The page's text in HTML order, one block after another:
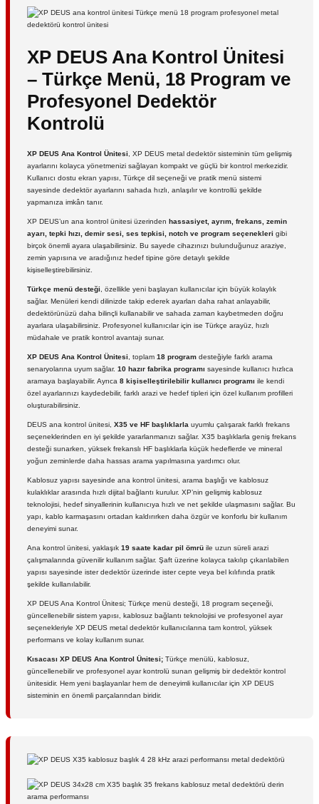
XP DEUS Ana Kontrol Ünitesi
– Türkçe Menü, 18 Program ve
Profesyonel Dedektör
Kontrolü
XP DEUS Ana Kontrol Ünitesi, XP DEUS metal dedektör sisteminin tüm gelişmiş
ayarlarını kolayca yönetmenizi sağlayan kompakt ve güçlü bir kontrol merkezidir.
Kullanıcı dostu ekran yapısı, Türkçe dil seçeneği ve pratik menü sistemi
sayesinde dedektör ayarlarını sahada hızlı, anlaşılır ve kontrollü şekilde
yapmanıza imkân tanır.
XP DEUS’un ana kontrol ünitesi üzerinden hassasiyet, ayrım, frekans, zemin
ayarı, tepki hızı, demir sesi, ses tepkisi, notch ve program seçenekleri gibi
birçok önemli ayara ulaşabilirsiniz. Bu sayede cihazınızı bulunduğunuz araziye,
zemin yapısına ve aradığınız hedef tipine göre detaylı şekilde
kişiselleştirebilirsiniz.
Türkçe menü desteği, özellikle yeni başlayan kullanıcılar için büyük kolaylık
sağlar. Menüleri kendi dilinizde takip ederek ayarları daha rahat anlayabilir,
dedektörünüzü daha bilinçli kullanabilir ve sahada zaman kaybetmeden doğru
ayarlara ulaşabilirsiniz. Profesyonel kullanıcılar için ise Türkçe arayüz, hızlı
müdahale ve pratik kontrol avantajı sunar.
XP DEUS Ana Kontrol Ünitesi, toplam 18 program desteğiyle farklı arama
senaryolarına uyum sağlar. 10 hazır fabrika programı sayesinde kullanıcı hızlıca
aramaya başlayabilir. Ayrıca 8 kişiselleştirilebilir kullanıcı programı ile kendi
özel ayarlarınızı kaydedebilir, farklı arazi ve hedef tipleri için özel kullanım profilleri
oluşturabilirsiniz.
DEUS ana kontrol ünitesi, X35 ve HF başlıklarla uyumlu çalışarak farklı frekans
seçeneklerinden en iyi şekilde yararlanmanızı sağlar. X35 başlıklarla geniş frekans
desteği sunarken, yüksek frekanslı HF başlıklarla küçük hedeflerde ve mineral
yoğun zeminlerde daha hassas arama yapılmasına yardımcı olur.
Kablosuz yapısı sayesinde ana kontrol ünitesi, arama başlığı ve kablosuz
kulaklıklar arasında hızlı dijital bağlantı kurulur. XP’nin gelişmiş kablosuz
teknolojisi, hedef sinyallerinin kullanıcıya hızlı ve net şekilde ulaşmasını sağlar. Bu
yapı, kablo karmaşasını ortadan kaldırırken daha özgür ve konforlu bir kullanım
deneyimi sunar.
Ana kontrol ünitesi, yaklaşık 19 saate kadar pil ömrü ile uzun süreli arazi
çalışmalarında güvenilir kullanım sağlar. Şaft üzerine kolayca takılıp çıkarılabilen
yapısı sayesinde ister dedektör üzerinde ister cepte veya bel kılıfında pratik
şekilde kullanılabilir.
XP DEUS Ana Kontrol Ünitesi; Türkçe menü desteği, 18 program seçeneği,
güncellenebilir sistem yapısı, kablosuz bağlantı teknolojisi ve profesyonel ayar
seçenekleriyle XP DEUS metal dedektör kullanıcılarına tam kontrol, yüksek
performans ve kolay kullanım sunar.
Kısacası XP DEUS Ana Kontrol Ünitesi; Türkçe menülü, kablosuz,
güncellenebilir ve profesyonel ayar kontrolü sunan gelişmiş bir dedektör kontrol
ünitesidir. Hem yeni başlayanlar hem de deneyimli kullanıcılar için XP DEUS
sisteminin en önemli parçalarından biridir.